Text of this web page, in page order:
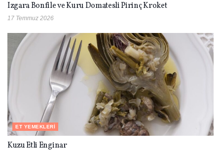
Izgara Bonfile ve Kuru Domatesli Pirinç Kroket
17 Temmuz 2026
ET YEMEKLERI
Kuzu Etli Enginar